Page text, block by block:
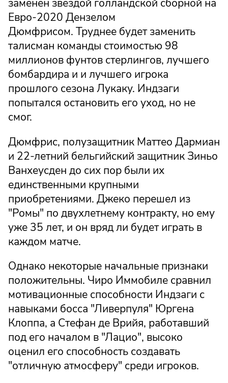
заменен звездой голландской сборной на
Евро-2020 Дензелом
Дюмфрисом. Труднее будет заменить
талисман команды стоимостью 98
миллионов фунтов стерлингов, лучшего
бомбардира и и лучшего игрока
прошлого сезона Лукаку. Индзаги
попытался остановить его уход, но не
смог.
Дюмфрис, полузащитник Маттео Дармиан
и 22-летний бельгийский защитник Зиньо
Ванхеусден до сих пор были их
единственными крупными
приобретениями. Джеко перешел из
"Ромы" по двухлетнему контракту, но ему
уже 35 лет, и он вряд ли будет играть в
каждом матче.
Однако некоторые начальные признаки
положительны. Чиро Иммобиле сравнил
мотивационные способности Индзаги с
навыками босса "Ливерпуля" Юргена
Клоппа, а Стефан де Врийя, работавший
под его началом в "Лацио", высоко
оценил его способность создавать
"отличную атмосферу" среди игроков.